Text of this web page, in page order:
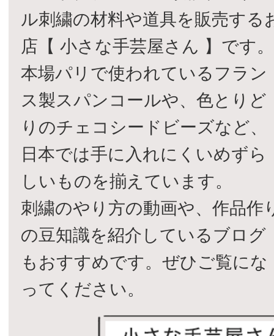
ル刺繍の材料や道具を販売する
店【 小さな手芸屋さん 】です。
本場パリで使われているフラン
ス製スパンコールや、色とりど
りのチェコシードビーズなど、
日本では手に入れにくいめずら
しいものを揃えています。
刺繍のやり方の動画や、作品作
の豆知識を紹介しているブログ
もおすすめです。ぜひご覧にな
ってください。